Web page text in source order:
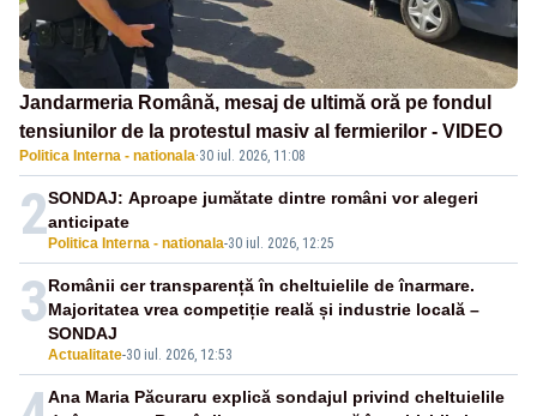
Jandarmeria Română, mesaj de ultimă oră pe fondul
tensiunilor de la protestul masiv al fermierilor - VIDEO
Politica Interna - nationala·30 iul. 2026, 11:08
2 Politica Interna - nationala-30 iul. 2026, 12:25
SONDAJ: Aproape jumătate dintre români vor alegeri
anticipate
3
Actualitate-30 iul. 2026, 12:53
Românii cer transparență în cheltuielile de înarmare.
Majoritatea vrea competiție reală și industrie locală –
SONDAJ
Ana Maria Păcuraru explică sondajul privind cheltuielile